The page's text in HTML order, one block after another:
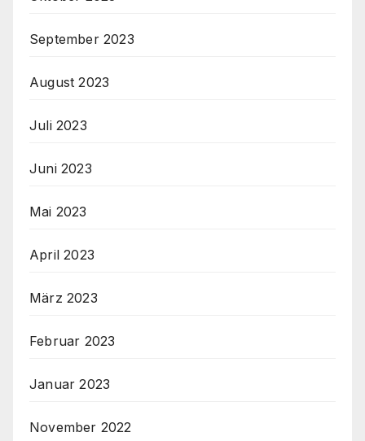
September 2023
August 2023
Juli 2023
Juni 2023
Mai 2023
April 2023
März 2023
Februar 2023
Januar 2023
November 2022